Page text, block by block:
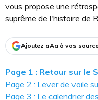
vous propose une
suprême de l'histoire de
Ajoutez aAa à vos
Page 1 : Retour sur le
Page 2 : Lever de voile
Page 3 : Le calendrier